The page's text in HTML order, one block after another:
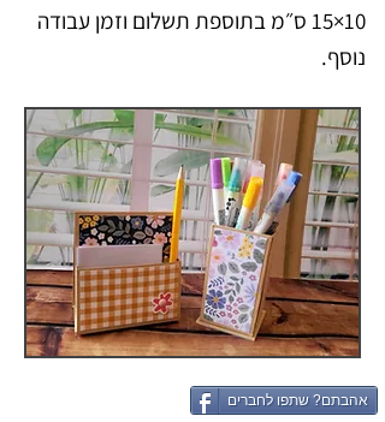
10×15 ס״מ בתוספת תשלום וזמן עבודה
נוסף.
אהבתם? שתפו לחברים